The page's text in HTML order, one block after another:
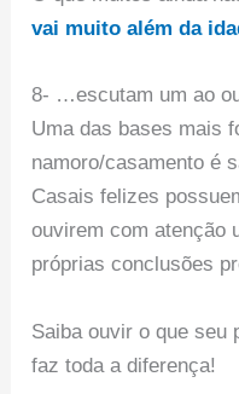
vai muito além da
8- …escutam um ao
Uma das bases mais
namoro/casamento é
Casais felizes
ouvirem com atenção
próprias conclusões
Saiba ouvir o que seu
faz toda a diferença!